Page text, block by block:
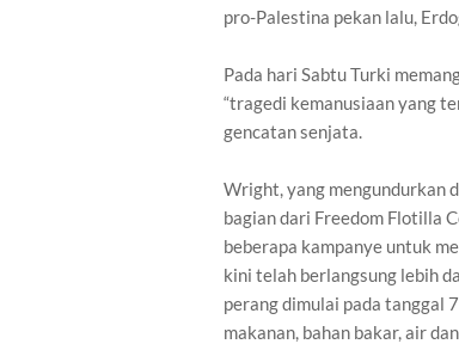
pro-Palestina pekan lalu,
Pada hari Sabtu Turki
“tragedi kemanusiaan yang
gencatan senjata.
Wright, yang mengundurkan
bagian dari Freedom Flotilla
beberapa kampanye untuk
kini telah berlangsung lebih
perang dimulai pada tanggal
makanan, bahan bakar, air